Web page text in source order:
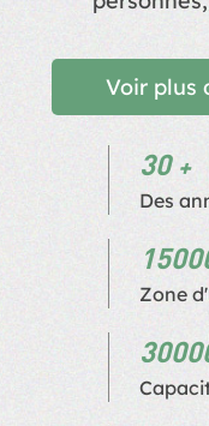
Voir plus
30
Des
Zone